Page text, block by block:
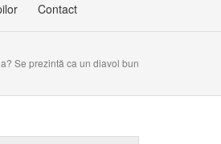
Contact
Se prezintă ca un diavol bun